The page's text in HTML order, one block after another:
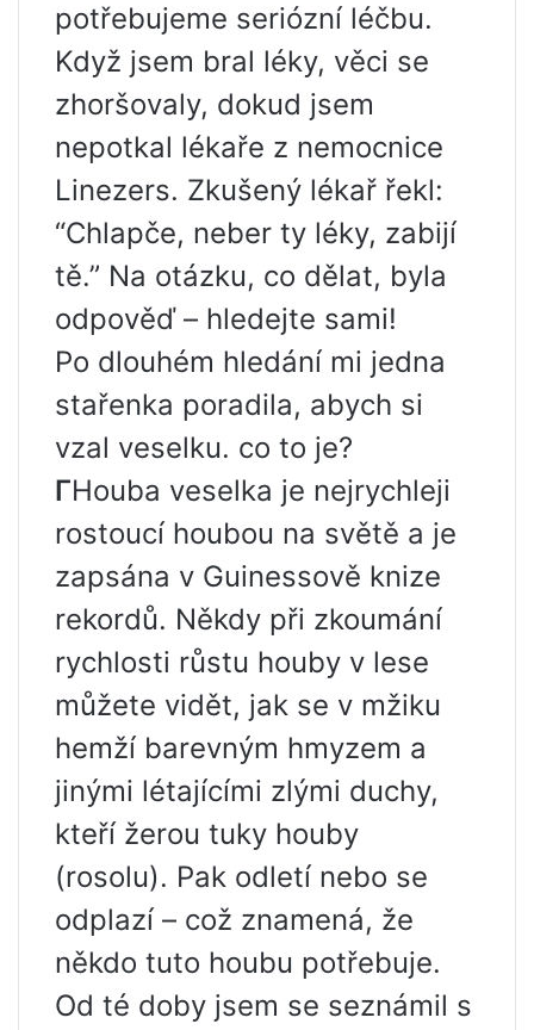
potřebujeme seriózní léčbu.
Když jsem bral léky, věci se
zhoršovaly, dokud jsem
nepotkal lékaře z nemocnice
Linezers. Zkušený lékař řekl:
“Chlapče, neber ty léky, zabijí
tě.” Na otázku, co dělat, byla
odpověď – hledejte sami!
Po dlouhém hledání mi jedna
stařenka poradila, abych si
vzal veselku. co to je?
ГHouba veselka je nejrychleji
rostoucí houbou na světě a je
zapsána v Guinessově knize
rekordů. Někdy při zkoumání
rychlosti růstu houby v lese
můžete vidět, jak se v mžiku
hemží barevným hmyzem a
jinými létajícími zlými duchy,
kteří žerou tuky houby
(rosolu). Pak odletí nebo se
odplazí – což znamená, že
někdo tuto houbu potřebuje.
Od té doby jsem se seznámil s